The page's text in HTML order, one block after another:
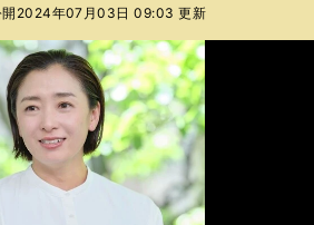
2024年07月03日 09:03 更新